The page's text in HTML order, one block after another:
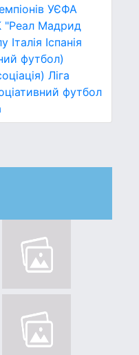
УЄФА
"Реал Мадрид
Італія Іспанія
футбол)
Ліга
футбол